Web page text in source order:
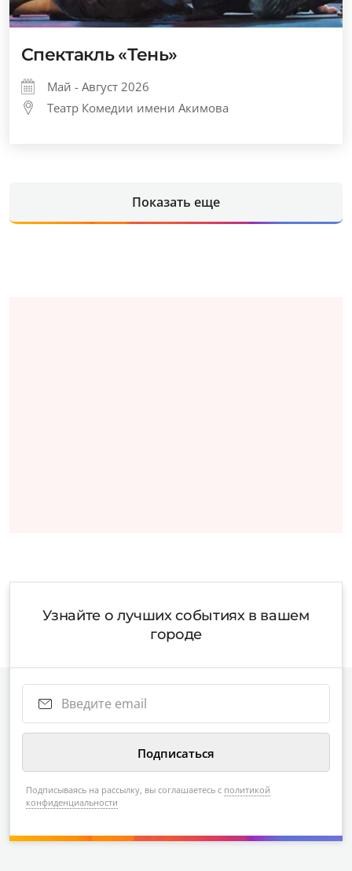
Спектакль «Тень»
Май - Август 2026
Театр Комедии имени Акимова
Показать еще
Узнайте о лучших событиях в вашем
городе
Подписываясь на рассылку, вы соглашаетесь с политикой
конфиденциальности